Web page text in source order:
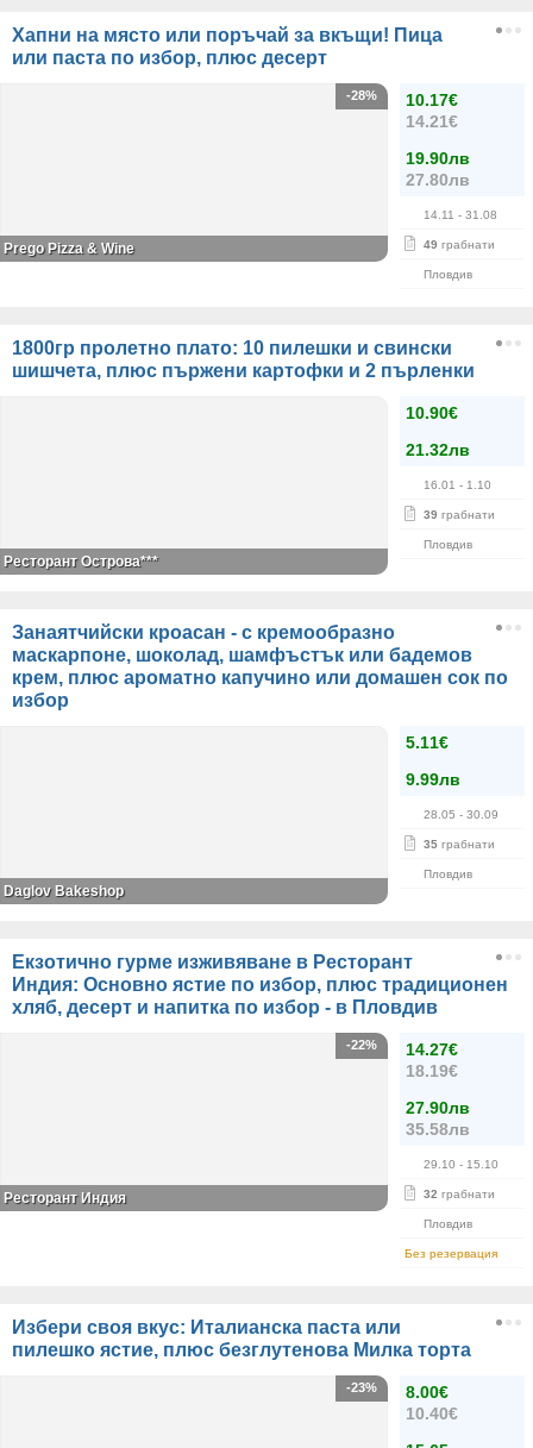
Хапни на място или поръчай за вкъщи! Пица
или паста по избор, плюс десерт
10.17€
14.21€
19.90лв
27.80лв
14.11 - 31.08
49 грабнати
Пловдив
-28%
Prego Pizza & Wine
1800гр пролетно плато: 10 пилешки и свински
шишчета, плюс пържени картофки и 2 пърленки
10.90€
21.32лв
16.01 - 1.10
39 грабнати
Пловдив
Ресторант Острова***
Занаятчийски кроасан - с кремообразно
маскарпоне, шоколад, шамфъстък или бадемов
крем, плюс ароматно капучино или домашен сок по
избор
5.11€
9.99лв
28.05 - 30.09
35 грабнати
Пловдив
Daglov Bakeshop
Екзотично гурме изживяване в Ресторант
Индия: Основно ястие по избор, плюс традиционен
хляб, десерт и напитка по избор - в Пловдив
14.27€
18.19€
27.90лв
35.58лв
29.10 - 15.10
32 грабнати
Пловдив
Без резервация
-22%
Ресторант Индия
Избери своя вкус: Италианска паста или
пилешко ястие, плюс безглутенова Милка торта
8.00€
10.40€
-23%